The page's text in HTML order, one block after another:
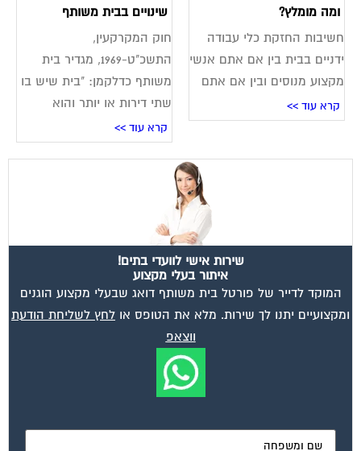
ומה מומלץ?
חשיבות החזקת כלי עבודה
ידניים בבית בין אם אתם אנשי
מקצוע מנוסים ובין אם אתם
קרא עוד >>
שינויים בבית משותף
חוק המקרקעין,
התשכ"ט-1969, מגדיר בית
משותף כדלקמן: "בית שיש בו
שתי דירות או יותר והוא
קרא עוד >>
שירות אישי לוועדי בתים!
איתור בעלי מקצוע
המוקד לדייר של פורטל בית משותף דואג שבעלי מקצוע הוגנים
ומקצועיים יתנו לך שירות. מלא את הטופס או לחץ לשליחת הודעת
ווצאפ